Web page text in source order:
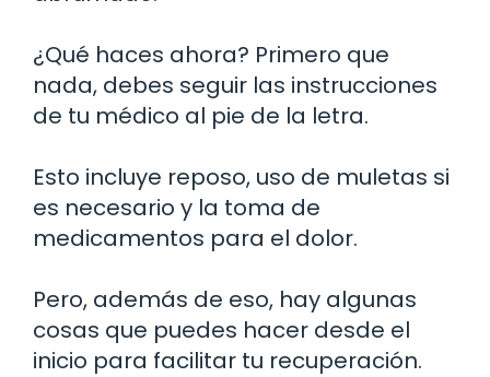
¿Qué haces ahora? Primero que
nada, debes seguir las instrucciones
de tu médico al pie de la letra.
Esto incluye reposo, uso de muletas si
es necesario y la toma de
medicamentos para el dolor.
Pero, además de eso, hay algunas
cosas que puedes hacer desde el
inicio para facilitar tu recuperación.